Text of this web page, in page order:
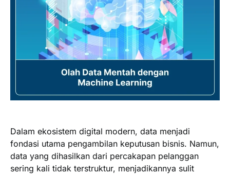
Dalam ekosistem digital modern, data menjadi
fondasi utama pengambilan keputusan bisnis. Namun,
data yang dihasilkan dari percakapan pelanggan
sering kali tidak terstruktur, menjadikannya sulit